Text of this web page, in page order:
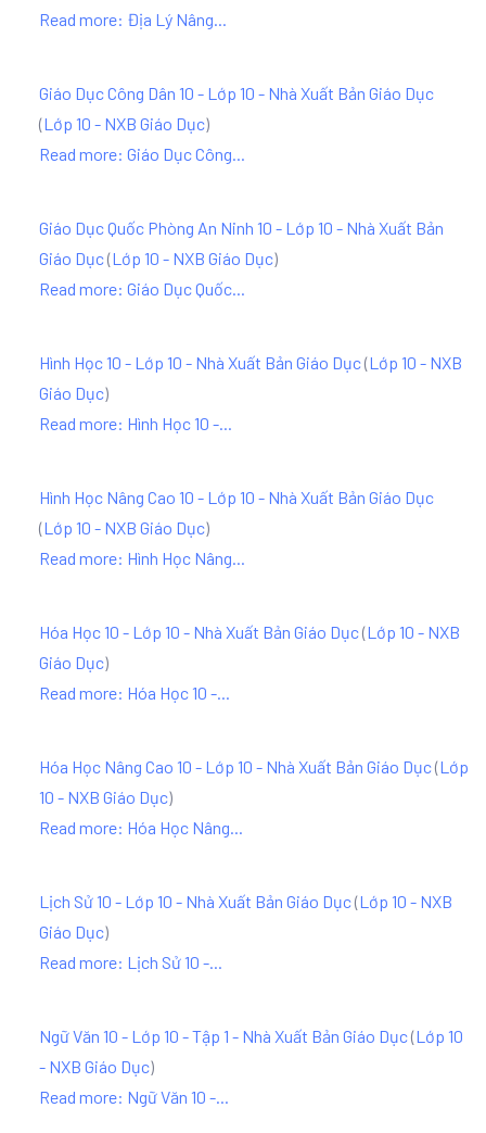
Read more: Địa Lý Nâng...
Giáo Dục Công Dân 10 - Lớp 10 - Nhà Xuất Bản Giáo Dục
(Lớp 10 - NXB Giáo Dục)
Read more: Giáo Dục Công...
Giáo Dục Quốc Phòng An Ninh 10 - Lớp 10 - Nhà Xuất Bản
Giáo Dục(Lớp 10 - NXB Giáo Dục)
Read more: Giáo Dục Quốc...
Hình Học 10 - Lớp 10 - Nhà Xuất Bản Giáo Dục(Lớp 10 - NXB
Giáo Dục)
Read more: Hình Học 10 -...
Hình Học Nâng Cao 10 - Lớp 10 - Nhà Xuất Bản Giáo Dục
(Lớp 10 - NXB Giáo Dục)
Read more: Hình Học Nâng...
Hóa Học 10 - Lớp 10 - Nhà Xuất Bản Giáo Dục(Lớp 10 - NXB
Giáo Dục)
Read more: Hóa Học 10 -...
Hóa Học Nâng Cao 10 - Lớp 10 - Nhà Xuất Bản Giáo Dục(Lớp
10 - NXB Giáo Dục)
Read more: Hóa Học Nâng...
Lịch Sử 10 - Lớp 10 - Nhà Xuất Bản Giáo Dục(Lớp 10 - NXB
Giáo Dục)
Read more: Lịch Sử 10 -...
Ngữ Văn 10 - Lớp 10 - Tập 1 - Nhà Xuất Bản Giáo Dục(Lớp 10
- NXB Giáo Dục)
Read more: Ngữ Văn 10 -...